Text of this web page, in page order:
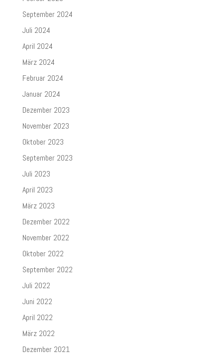
September 2024
Juli 2024
April 2024
März 2024
Februar 2024
Januar 2024
Dezember 2023
November 2023
Oktober 2023
September 2023
Juli 2023
April 2023
März 2023
Dezember 2022
November 2022
Oktober 2022
September 2022
Juli 2022
Juni 2022
April 2022
März 2022
Dezember 2021